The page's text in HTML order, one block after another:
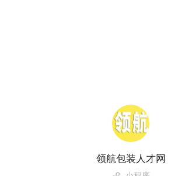
领航包装人才网